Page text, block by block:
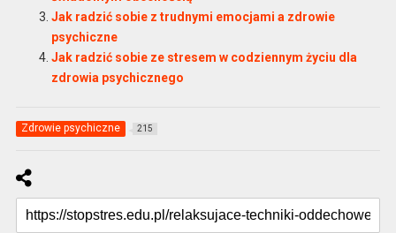
Jak radzić sobie z trudnymi emocjami a zdrowie
psychiczne
Jak radzić sobie ze stresem w codziennym życiu dla
zdrowia psychicznego
Zdrowie psychiczne 215